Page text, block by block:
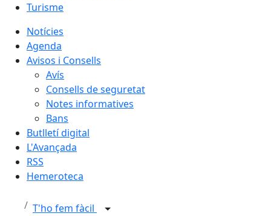
Turisme
Notícies
Agenda
Avisos i Consells
Avís
Consells de seguretat
Notes informatives
Bans
Butlletí digital
L'Avançada
RSS
Hemeroteca
T'ho fem fàcil